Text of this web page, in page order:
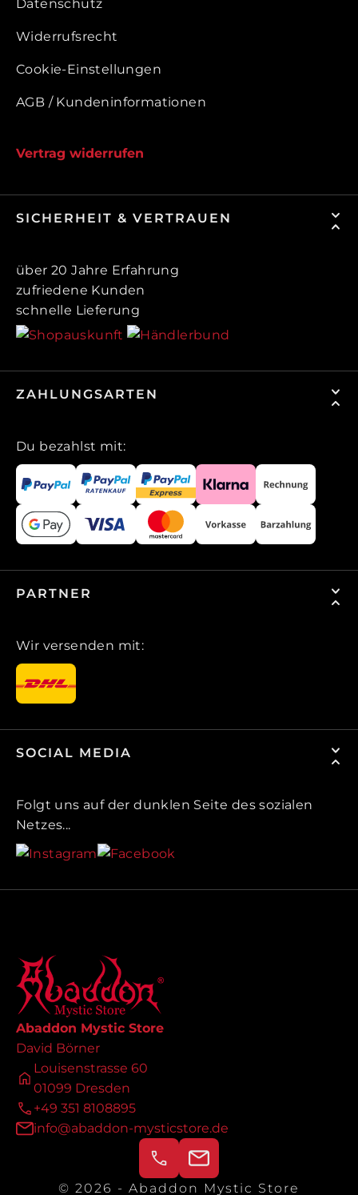
Datenschutz
Widerrufsrecht
Cookie-Einstellungen
AGB / Kundeninformationen
Vertrag widerrufen
SICHERHEIT & VERTRAUEN
über 20 Jahre Erfahrung
zufriedene Kunden
schnelle Lieferung
ZAHLUNGSARTEN
Du bezahlst mit:
PARTNER
Wir versenden mit:
SOCIAL MEDIA
Folgt uns auf der dunklen Seite des sozialen
Netzes...
Abaddon Mystic Store
David Börner
Louisenstrasse 60
01099 Dresden
+49 351 8108895
info@abaddon-mysticstore.de
© 2026 - Abaddon Mystic Store